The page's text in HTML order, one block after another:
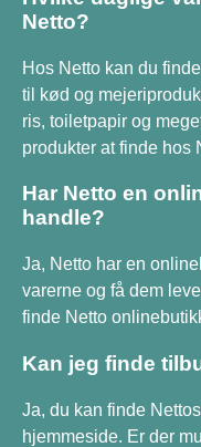
Netto?
Hos Netto kan du
til kød og
ris, toiletpapir og
produkter at finde hos
Har Netto en
handle?
Ja, Netto har en
varerne og få dem
finde Netto
Kan jeg finde
Ja, du kan finde
hjemmeside. Er der